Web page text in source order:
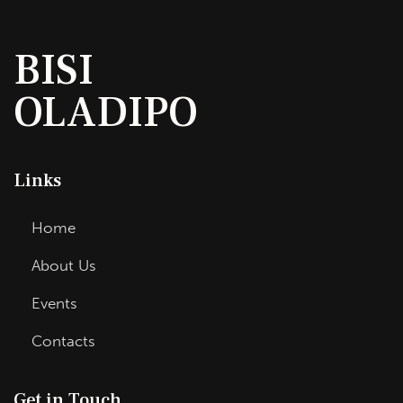
BISI
OLADIPO
Links
Home
About Us
Events
Contacts